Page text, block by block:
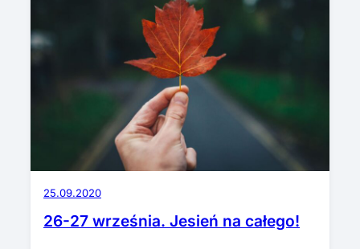
25.09.2020
26-27 września. Jesień na całego!